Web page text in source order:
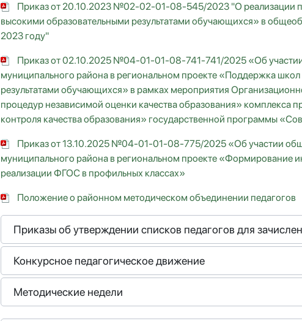
Приказ от 20.10.2023 №02-02-01-08-545/2023 "О реализации
высокими образовательными результатами обучающихся» в
2023 году"
Приказ от 02.10.2025 №04-01-01-08-741-741/2025 «Об
муниципального района в региональном проекте «Поддержка
результатами обучающихся» в рамках мероприятия
процедур независимой оценки качества образования» комплекса
контроля качества образования» государственной программы
Приказ от 13.10.2025 №04-01-01-08-775/2025 «Об участии
муниципального района в региональном проекте «Формирование
реализации ФГОС в профильных классах»
Положение о районном методическом объединении педагогов
Приказы об утверждении списков педагогов для
Конкурсное педагогическое движение
Методические недели